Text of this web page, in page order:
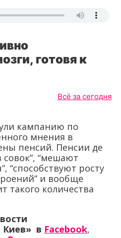
готовя к
Всё за сегодня
кампанию по
мнения в
пенсий. Пенсии де
совок”, “мешают
“способствуют росту
и вообще
такого количества
Киев» в Facebook,